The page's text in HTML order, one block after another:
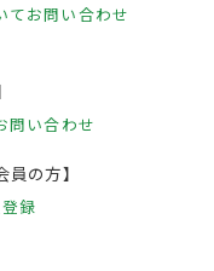
てお問い合わせ
問い合わせ
員の方】
録